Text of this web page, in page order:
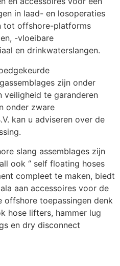
in laad- en losoperaties
tot offshore-platforms
-vloeibare
en drinkwaterslangen.
zijn onder
te garanderen
onder zware
kan u adviseren over de
slang assemblages zijn
ook ‘’ self floating hoses
compleet te maken, biedt
aan accessoires voor de
offshore toepassingen denk
hose lifters, hammer lug
en dry disconnect